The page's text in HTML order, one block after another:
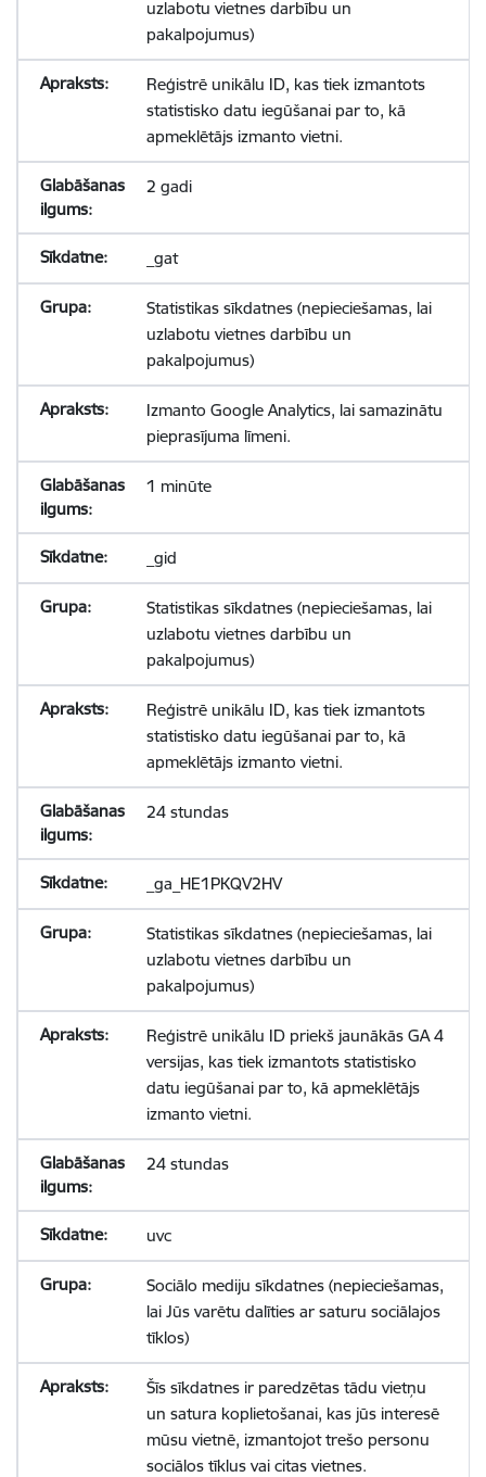
uzlabotu vietnes darbību un
pakalpojumus)
Reģistrē unikālu ID, kas tiek izmantots
statistisko datu iegūšanai par to, kā
apmeklētājs izmanto vietni.
2 gadi
_gat
Statistikas sīkdatnes (nepieciešamas, lai
uzlabotu vietnes darbību un
pakalpojumus)
Izmanto Google Analytics, lai samazinātu
pieprasījuma līmeni.
1 minūte
_gid
Statistikas sīkdatnes (nepieciešamas, lai
uzlabotu vietnes darbību un
pakalpojumus)
Reģistrē unikālu ID, kas tiek izmantots
statistisko datu iegūšanai par to, kā
apmeklētājs izmanto vietni.
24 stundas
_ga_HE1PKQV2HV
Statistikas sīkdatnes (nepieciešamas, lai
uzlabotu vietnes darbību un
pakalpojumus)
Reģistrē unikālu ID priekš jaunākās GA 4
versijas, kas tiek izmantots statistisko
datu iegūšanai par to, kā apmeklētājs
izmanto vietni.
24 stundas
uvc
Sociālo mediju sīkdatnes (nepieciešamas,
lai Jūs varētu dalīties ar saturu sociālajos
tīklos)
Šīs sīkdatnes ir paredzētas tādu vietņu
un satura koplietošanai, kas jūs interesē
mūsu vietnē, izmantojot trešo personu
sociālos tīklus vai citas vietnes.